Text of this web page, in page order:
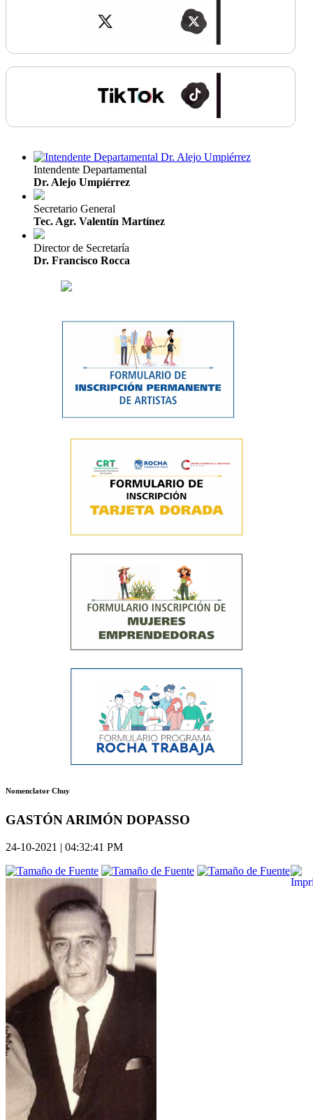
Intendente Departamental
Dr. Alejo Umpiérrez
Secretario General
Tec. Agr. Valentín Martínez
Director de Secretaría
Dr. Francisco Rocca
Nomenclator Chuy
GASTÓN ARIMÓN DOPASSO
24-10-2021 | 04:32:41 PM